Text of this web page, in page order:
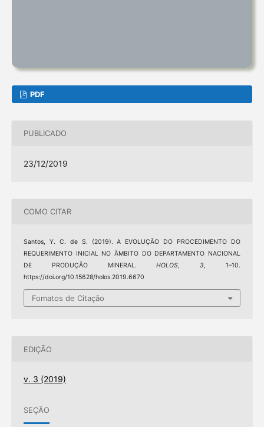
PDF
PUBLICADO
23/12/2019
COMO CITAR
Santos, Y. C. de S. (2019). A EVOLUÇÃO DO PROCEDIMENTO DO
REQUERIMENTO INICIAL NO ÂMBITO DO DEPARTAMENTO NACIONAL
DE PRODUÇÃO MINERAL.HOLOS,3, 1–10.
https://doi.org/10.15628/holos.2019.6670
Fomatos de Citação
EDIÇÃO
v. 3 (2019)
SEÇÃO